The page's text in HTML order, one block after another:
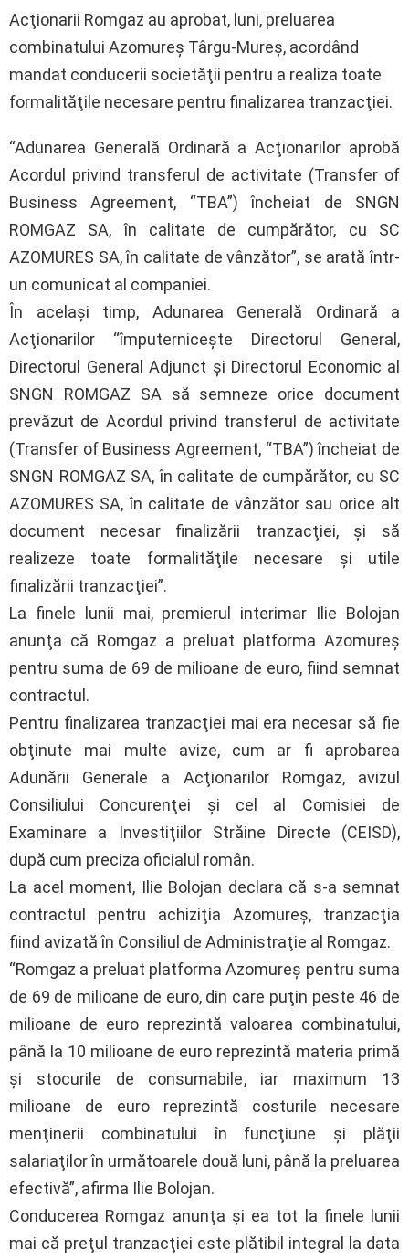
Acţionarii Romgaz au aprobat, luni, preluarea
combinatului Azomureş Târgu-Mureş, acordând
mandat conducerii societăţii pentru a realiza toate
formalităţile necesare pentru finalizarea tranzacţiei.
“Adunarea Generală Ordinară a Acţionarilor aprobă
Acordul privind transferul de activitate (Transfer of
Business Agreement, “TBA”) încheiat de SNGN
ROMGAZ SA, în calitate de cumpărător, cu SC
AZOMURES SA, în calitate de vânzător”, se arată într-
un comunicat al companiei.
În acelaşi timp, Adunarea Generală Ordinară a
Acţionarilor “împuterniceşte Directorul General,
Directorul General Adjunct şi Directorul Economic al
SNGN ROMGAZ SA să semneze orice document
prevăzut de Acordul privind transferul de activitate
(Transfer of Business Agreement, “TBA”) încheiat de
SNGN ROMGAZ SA, în calitate de cumpărător, cu SC
AZOMURES SA, în calitate de vânzător sau orice alt
document necesar finalizării tranzacţiei, şi să
realizeze toate formalităţile necesare şi utile
finalizării tranzacţiei”.
La finele lunii mai, premierul interimar Ilie Bolojan
anunţa că Romgaz a preluat platforma Azomureş
pentru suma de 69 de milioane de euro, fiind semnat
contractul.
Pentru finalizarea tranzacţiei mai era necesar să fie
obţinute mai multe avize, cum ar fi aprobarea
Adunării Generale a Acţionarilor Romgaz, avizul
Consiliului Concurenţei şi cel al Comisiei de
Examinare a Investiţiilor Străine Directe (CEISD),
după cum preciza oficialul român.
La acel moment, Ilie Bolojan declara că s-a semnat
contractul pentru achiziţia Azomureş, tranzacţia
fiind avizată în Consiliul de Administraţie al Romgaz.
“Romgaz a preluat platforma Azomureş pentru suma
de 69 de milioane de euro, din care puţin peste 46 de
milioane de euro reprezintă valoarea combinatului,
până la 10 milioane de euro reprezintă materia primă
şi stocurile de consumabile, iar maximum 13
milioane de euro reprezintă costurile necesare
menţinerii combinatului în funcţiune şi plăţii
salariaţilor în următoarele două luni, până la preluarea
efectivă”, afirma Ilie Bolojan.
Conducerea Romgaz anunţa şi ea tot la finele lunii
mai că preţul tranzacţiei este plătibil integral la data